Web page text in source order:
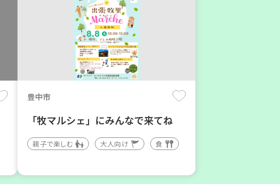
平和・防災
豊中市
「牧マルシェ」にみんなで来てね
親子で楽しむ 大人向け 食